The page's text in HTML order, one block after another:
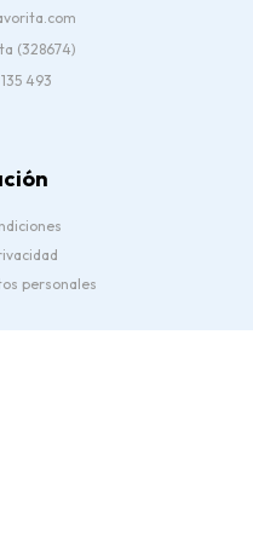
(328674)
493
personales